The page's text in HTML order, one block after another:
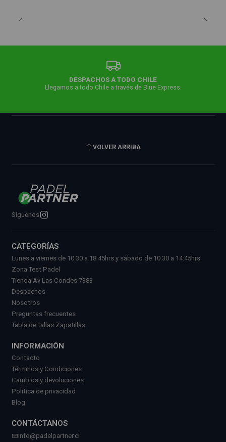
DESPACHOS A TODO CHILE
Llegamos a todo Chile a través de Blue Express.
VOLVER ARRIBA
Síguenos
CATEGORÍAS
Lunes a viernes de 10:30 a 18:45hrs y sábado de 10:30 a 14:45hrs.
Zona Test Padel
Tienda Av Las Condes 7383
Despachos
Nosotros
Preguntas frecuentes
Tabla de tallas Zapatillas
INFORMACIÓN
Contacto
Términos y Condiciones
Cambios y devoluciones
Política de privacidad
Blog
CONTÁCTANOS
info@padelpartner.cl